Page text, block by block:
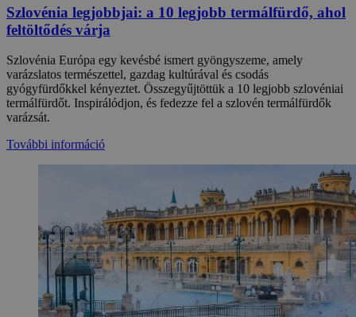
Szlovénia legjobbjai: a 10 legjobb termálfürdő, ahol
feltöltődés várja
Szlovénia Európa egy kevésbé ismert gyöngyszeme, amely
varázslatos természettel, gazdag kultúrával és csodás
gyógyfürdőkkel kényeztet. Összegyűjtöttük a 10 legjobb szlovéniai
termálfürdőt. Inspirálódjon, és fedezze fel a szlovén termálfürdők
varázsát.
További információ